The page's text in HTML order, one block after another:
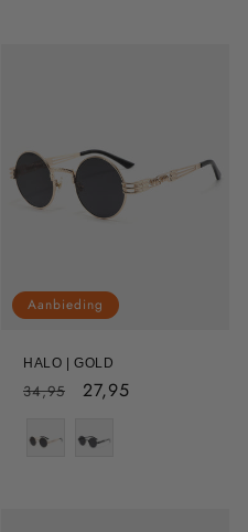
Aanbieding
HALO | GOLD
Normale
34,95 Aanbiedingsprijs
27,95